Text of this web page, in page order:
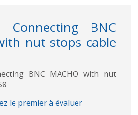
Connecting BNC
nut stops cable
BNC MACHO with nut
le premier à évaluer